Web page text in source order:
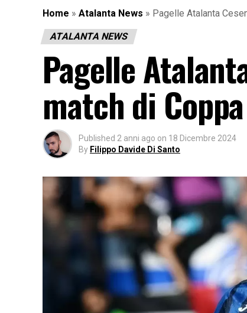
Home » Atalanta News » Pagelle Atalanta
ATALANTA NEWS
Pagelle
match di
Published 2 anni ago on 18 Dicembre 2024
By Filippo Davide Di Santo